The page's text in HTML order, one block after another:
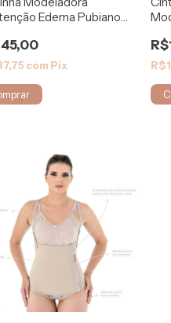
Edema Pubiano
com Pix